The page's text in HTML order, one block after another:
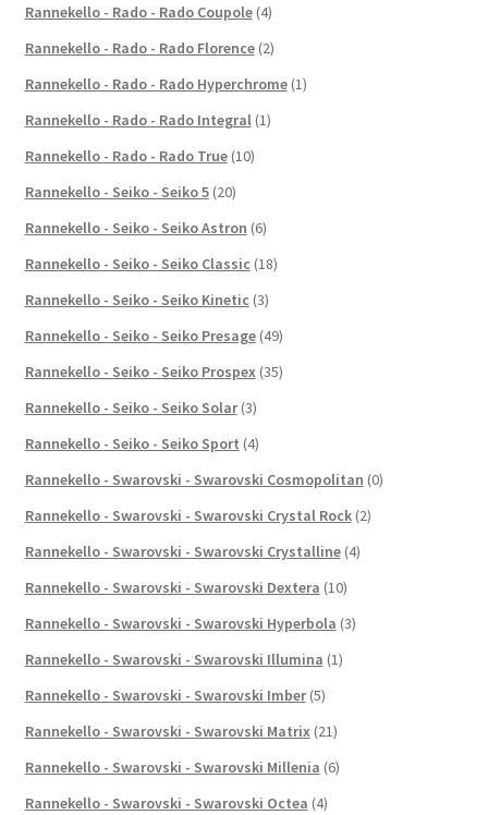
Rannekello - Rado - Rado Coupole (4)
Rannekello - Rado - Rado Florence (2)
Rannekello - Rado - Rado Hyperchrome (1)
Rannekello - Rado - Rado Integral (1)
Rannekello - Rado - Rado True (10)
Rannekello - Seiko - Seiko 5 (20)
Rannekello - Seiko - Seiko Astron (6)
Rannekello - Seiko - Seiko Classic (18)
Rannekello - Seiko - Seiko Kinetic (3)
Rannekello - Seiko - Seiko Presage (49)
Rannekello - Seiko - Seiko Prospex (35)
Rannekello - Seiko - Seiko Solar (3)
Rannekello - Seiko - Seiko Sport (4)
Rannekello - Swarovski - Swarovski Cosmopolitan (0)
Rannekello - Swarovski - Swarovski Crystal Rock (2)
Rannekello - Swarovski - Swarovski Crystalline (4)
Rannekello - Swarovski - Swarovski Dextera (10)
Rannekello - Swarovski - Swarovski Hyperbola (3)
Rannekello - Swarovski - Swarovski Illumina (1)
Rannekello - Swarovski - Swarovski Imber (5)
Rannekello - Swarovski - Swarovski Matrix (21)
Rannekello - Swarovski - Swarovski Millenia (6)
Rannekello - Swarovski - Swarovski Octea (4)